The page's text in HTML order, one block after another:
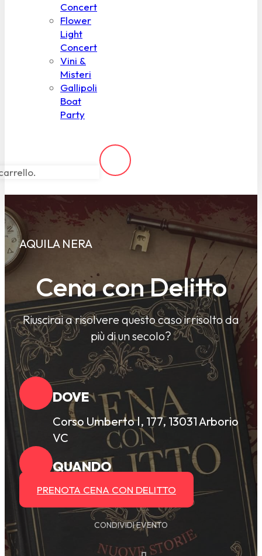
Concert
Flower
Light
Concert
Vini &
Misteri
Gallipoli
Boat
Party
AQUILA NERA
Cena con Delitto
Riuscirai a risolvere questo caso irrisolto da
più di un secolo?
DOVE
Corso Umberto Ⅰ, 177, 13031 Arborio
VC
QUANDO
PRENOTA CENA CON DELITTO
CONDIVIDI EVENTO